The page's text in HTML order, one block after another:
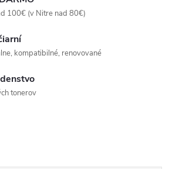
100€ (v Nitre nad 80€)
kompatibilné, renovované
tonerov